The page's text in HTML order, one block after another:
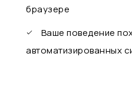
браузере
Ваше поведение
автоматизированных